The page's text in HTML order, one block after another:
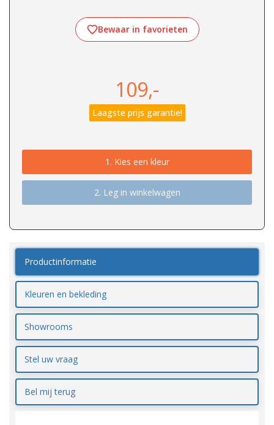
Bewaar in favorieten
109,-
Laagste prijs garantie!
1. Kies een kleur
2. Leg in winkelwagen
Productinformatie
Kleuren en bekleding
Showrooms
Stel uw vraag
Bel mij terug